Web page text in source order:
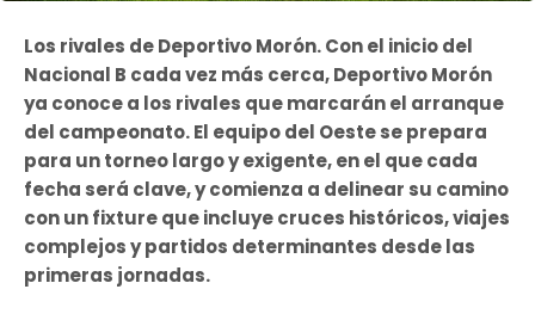
Los rivales de Deportivo Morón. Con el inicio del
Nacional B cada vez más cerca, Deportivo Morón
ya conoce a los rivales que marcarán el arranque
del campeonato. El equipo del Oeste se prepara
para un torneo largo y exigente, en el que cada
fecha será clave, y comienza a delinear su camino
con un fixture que incluye cruces históricos, viajes
complejos y partidos determinantes desde las
primeras jornadas.